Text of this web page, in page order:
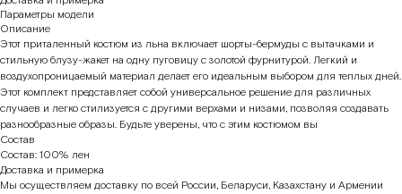
Параметры модели
Описание
Этот приталенный костюм из льна включает шорты-бермуды с вытачками и
стильную блузу-жакет на одну пуговицу с золотой фурнитурой. Легкий и
воздухопроницаемый материал делает его идеальным выбором для теплых дней.
Этот комплект представляет собой универсальное решение для различных
случаев и легко стилизуется с другими верхами и низами, позволяя создавать
разнообразные образы. Будьте уверены, что с этим костюмом вы
Состав
Состав: 100% лен
Доставка и примерка
Мы осуществляем доставку по всей России, Беларуси, Казахстану и Армении